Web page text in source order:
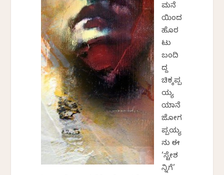
ಮನೆ
ಯಿಂದ
ಹೊರ
ಟು
ಬಂದಿ
ದ್ದ
ಚಿಕ್ಕಪ್ಪ
ಯ್ಯ
ಯಾನೆ
ಜೋಗ
ಪ್ಪಯ್ಯ
ನು ಈ
‘ಸ್ಟೇಶ
ನ್ನಿಗೆ’